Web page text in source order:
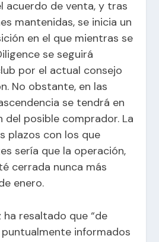
acuerdo de venta, y tras
mantenidas, se inicia un
en el que mientras se
se seguirá
por el actual consejo
No obstante, en las
se tendrá en
del posible comprador. La
plazos con los que
sería que la operación,
cerrada nunca más
enero.
ha resaltado que “de
informados